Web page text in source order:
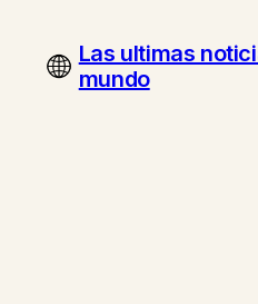
Las ultimas
mundo